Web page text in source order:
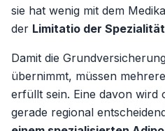
sie hat wenig mit dem
der Limitatio der
Damit die
übernimmt, müssen
erfüllt sein. Eine davon wird
gerade regional